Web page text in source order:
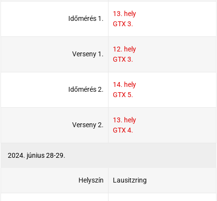
Időmérés 1.
13. hely
GTX 3.
Verseny 1.
12. hely
GTX 3.
Időmérés 2.
14. hely
GTX 5.
Verseny 2.
13. hely
GTX 4.
2024. június 28-29.
Helyszín Lausitzring